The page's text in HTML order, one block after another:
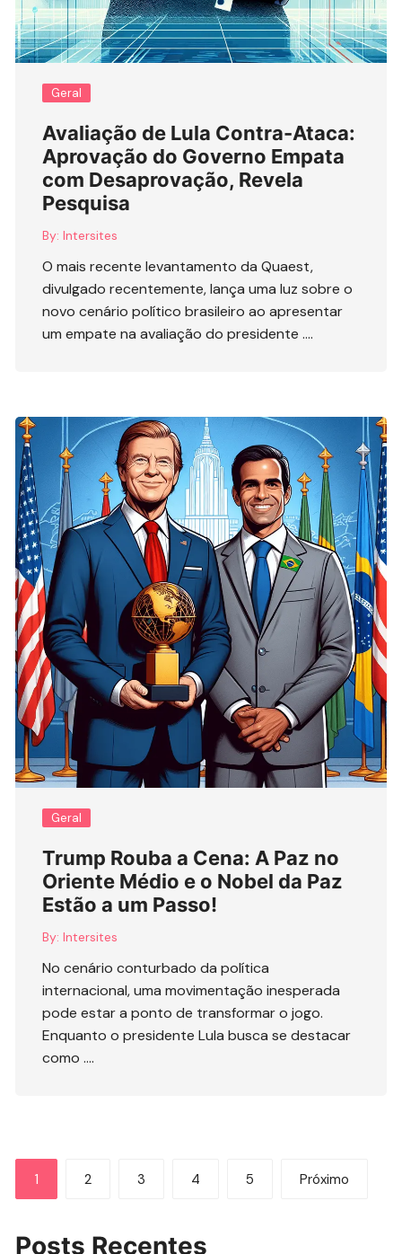
Geral
Avaliação de Lula Contra-Ataca:
Aprovação do Governo Empata
com Desaprovação, Revela
Pesquisa
By: Intersites
O mais recente levantamento da Quaest,
divulgado recentemente, lança uma luz sobre o
novo cenário político brasileiro ao apresentar
um empate na avaliação do presidente ….
Geral
Trump Rouba a Cena: A Paz no
Oriente Médio e o Nobel da Paz
Estão a um Passo!
By: Intersites
No cenário conturbado da política
internacional, uma movimentação inesperada
pode estar a ponto de transformar o jogo.
Enquanto o presidente Lula busca se destacar
como ….
Paginação
de
posts
1 2 3 4 5 Próximo
Posts Recentes